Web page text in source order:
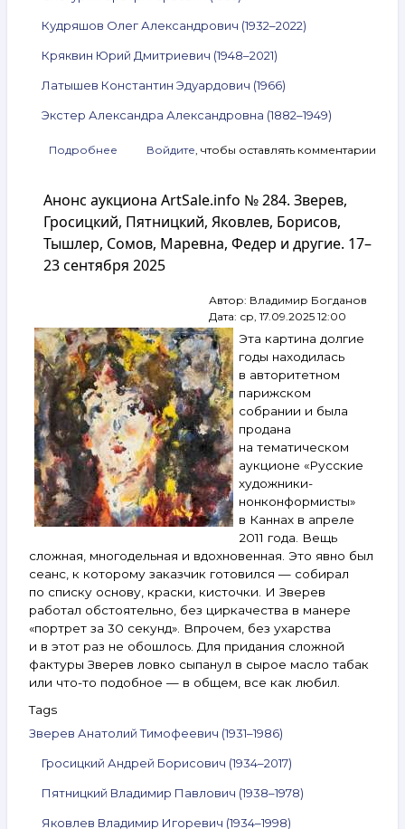
Кудряшов Олег Александрович (1932–2022)
Кряквин Юрий Дмитриевич (1948–2021)
Латышев Константин Эдуардович (1966)
Экстер Александра Александровна (1882–1949)
Подробнее
ArtSale.info
№ 294.
Коровин,
Харитонов,
Гросицкий,
Латышев,
Экстер
и другие.
26 ноября —
2 декабря 2025
Войдите , чтобы оставлять комментарии
Анонс аукциона ArtSale.info № 284. Зверев,
Гросицкий, Пятницкий, Яковлев, Борисов,
Тышлер, Сомов, Маревна, Федер и другие. 17–
23 сентября 2025
Автор: Владимир Богданов
Дата: ср, 17.09.2025 12:00
Эта картина долгие
годы находилась
в авторитетном
парижском
собрании и была
продана
на тематическом
аукционе «Русские
художники-
нонконформисты»
в Каннах в апреле
2011 года. Вещь
сложная, многодельная и вдохновенная. Это явно был
сеанс, к которому заказчик готовился — собирал
по списку основу, краски, кисточки. И Зверев
работал обстоятельно, без циркачества в манере
«портрет за 30 секунд». Впрочем, без ухарства
и в этот раз не обошлось. Для придания сложной
фактуры Зверев ловко сыпанул в сырое масло табак
или что-то подобное — в общем, все как любил.
Tags
Зверев Анатолий Тимофеевич (1931–1986)
Гросицкий Андрей Борисович (1934–2017)
Пятницкий Владимир Павлович (1938–1978)
Яковлев Владимир Игоревич (1934–1998)